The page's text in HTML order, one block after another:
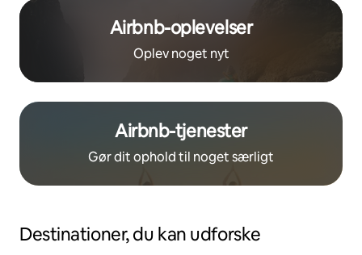
Airbnb-oplevelser
Oplev noget nyt
Airbnb-tjenester
Gør dit ophold til noget særligt
Destinationer, du kan udforske